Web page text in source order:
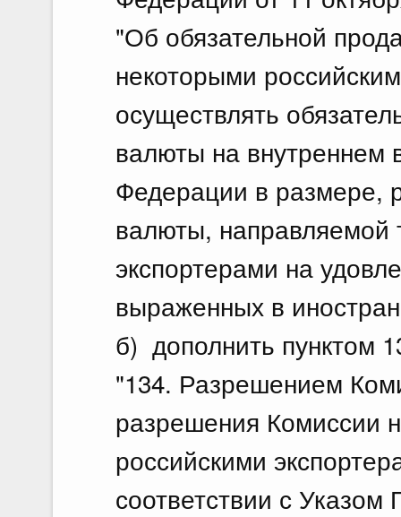
"Об обязательной
некоторыми
осуществлять
валюты на внутреннем
Федерации в размере,
валюты, направляемой
экспортерами на
выраженных в
б) дополнить пунктом
"134. Разрешением
разрешения Комиссии
российскими
соответствии с Указом